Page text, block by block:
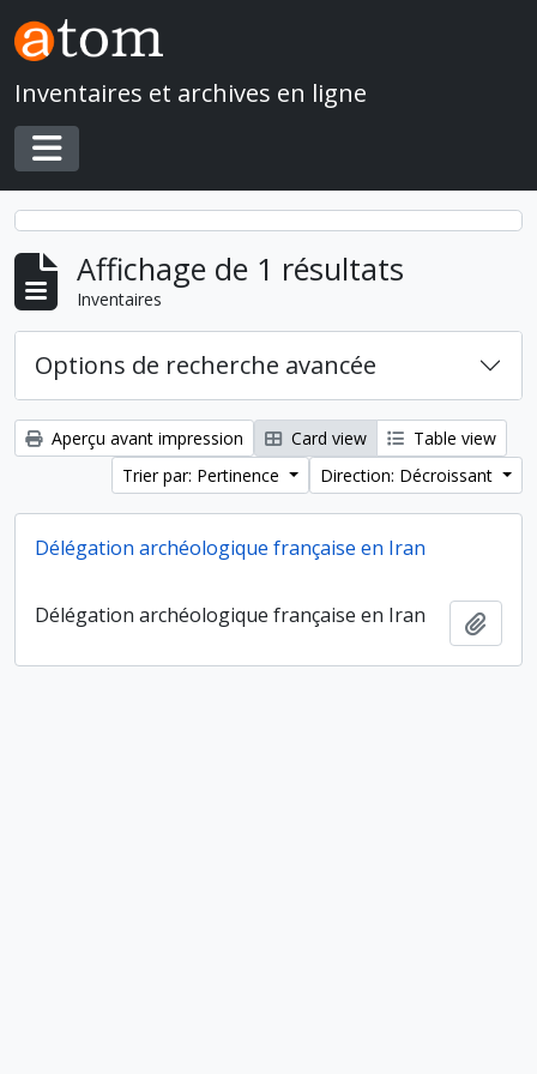
Skip to main content
Inventaires et archives en ligne
Toggle navigation
Affichage de 1 résultats
Inventaires
Options de recherche avancée
Aperçu avant impression Card view
Table view
Trier par: Pertinence
Direction: Décroissant
Délégation archéologique française en Iran
Délégation archéologique française en Iran